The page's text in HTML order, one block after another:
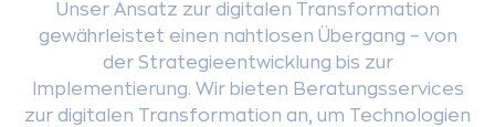
Unser Ansatz zur digitalen Transformation
gewährleistet einen nahtlosen Übergang – von
der Strategieentwicklung bis zur
Implementierung. Wir bieten Beratungsservices
zur digitalen Transformation an, um Technologien